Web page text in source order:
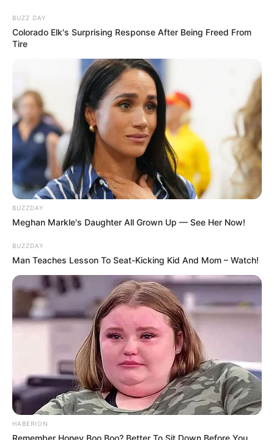
BUZZ DAY
Colorado Elk's Surprising Response After Being Freed From
Tire
BUZZDAY
Meghan Markle's Daughter All Grown Up — See Her Now!
BUZZDAY
Man Teaches Lesson To Seat-Kicking Kid And Mom – Watch!
HABERION